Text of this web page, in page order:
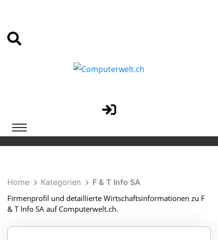
Home Kategorien
F & T Info SA
Firmenprofil und detaillierte Wirtschaftsinformationen zu F
& T Info SA auf Computerwelt.ch.